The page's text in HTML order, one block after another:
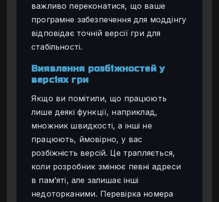
важливо переконатися, що ваше
програмне забезпечення для моддінгу
відповідає точній версії гри для
стабільності.
Виявлення розбіжностей у
версіях гри
Якщо ви помітили, що працюють
лише деякі функції, наприклад,
множник швидкості, а інші не
працюють, ймовірно, у вас
розбіжність версій. Це трапляється,
коли розробник змінює певні адреси
в пам’яті, але залишає інші
недоторканими. Перевірка номера